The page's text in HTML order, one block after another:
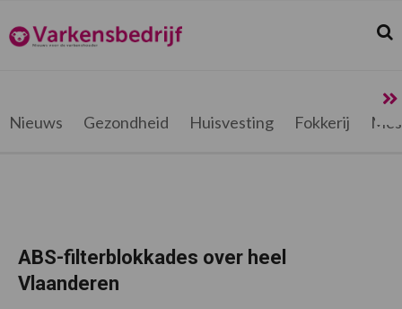
de
hoofdnavigatie
de
hoofd
de
eerste
de
voettekst
Varkensbedrijf.be
Nieuws Gezondheid Huisvesting Fokkerij
ABS-filterblokkades over heel
Vlaanderen